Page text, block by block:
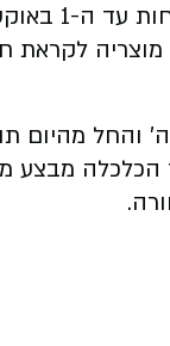
הודיעה החברה
לקראת
והחל מהיום
הכלכלה מבצע